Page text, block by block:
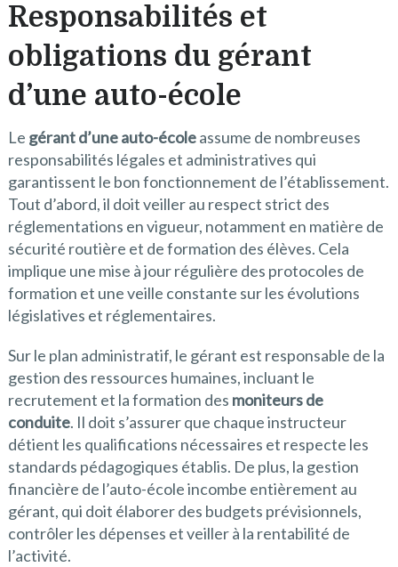
Responsabilités et
obligations du gérant
d’une auto-école
Le gérant d’une auto-écoleassume de nombreuses
responsabilités légales et administratives qui
garantissent le bon fonctionnement de l’établissement.
Tout d’abord, il doit veiller au respect strict des
réglementations en vigueur, notamment en matière de
sécurité routière et de formation des élèves. Cela
implique une mise à jour régulière des protocoles de
formation et une veille constante sur les évolutions
législatives et réglementaires.
Sur le plan administratif, le gérant est responsable de la
gestion des ressources humaines, incluant le
recrutement et la formation des moniteurs de
conduite. Il doit s’assurer que chaque instructeur
détient les qualifications nécessaires et respecte les
standards pédagogiques établis. De plus, la gestion
financière de l’auto-école incombe entièrement au
gérant, qui doit élaborer des budgets prévisionnels,
contrôler les dépenses et veiller à la rentabilité de
l’activité.